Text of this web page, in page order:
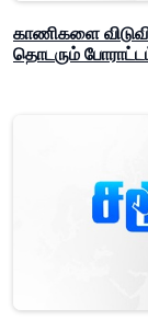
காணிகளை
தொடரும்